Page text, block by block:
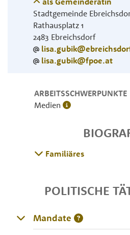
Stadtgemeinde
Rathausplatz 1
2483 Ebreichsdorf
lisa.gubik@fpoe.at
ARBEITSSCHWERPUNKTE
Medien
Familiäres
POLITISCHE
Mandate